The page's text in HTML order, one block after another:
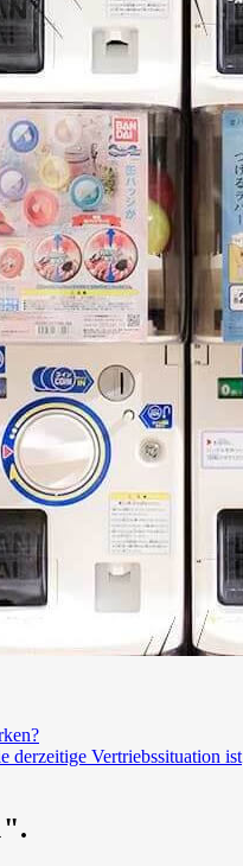
derzeitige Vertriebssituation ist